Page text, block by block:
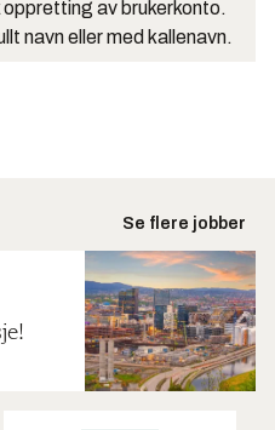
av brukerkonto.
navn eller med kallenavn.
Se flere jobber